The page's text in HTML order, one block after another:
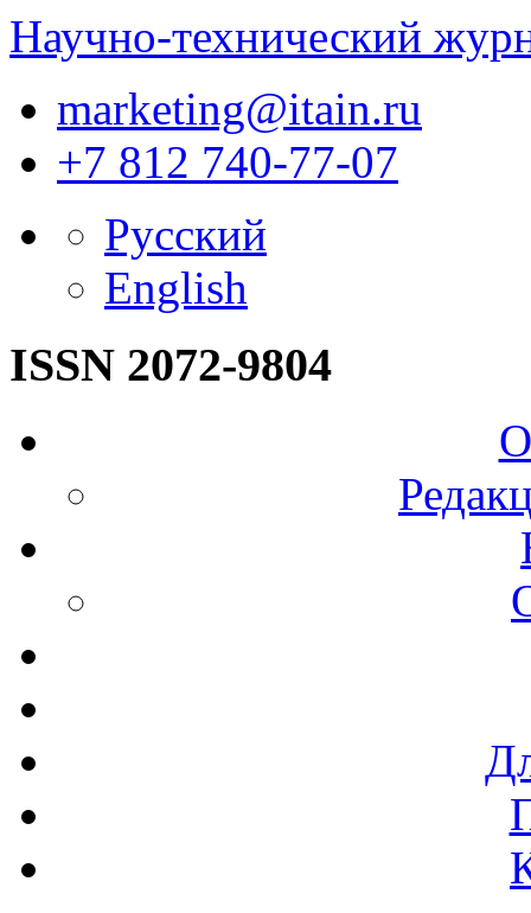
Научно-технический
marketing@itain.ru
+7 812 740-77-07
Русский
English
ISSN 2072-9804